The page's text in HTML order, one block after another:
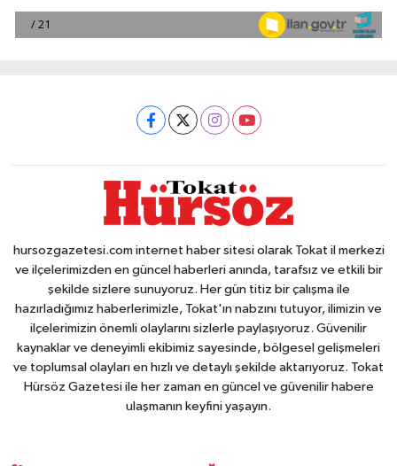
hursozgazetesi.com internet haber sitesi olarak Tokat il merkezi
ve ilçelerimizden en güncel haberleri anında, tarafsız ve etkili bir
şekilde sizlere sunuyoruz. Her gün titiz bir çalışma ile
hazırladığımız haberlerimizle, Tokat'ın nabzını tutuyor, ilimizin ve
ilçelerimizin önemli olaylarını sizlerle paylaşıyoruz. Güvenilir
kaynaklar ve deneyimli ekibimiz sayesinde, bölgesel gelişmeleri
ve toplumsal olayları en hızlı ve detaylı şekilde aktarıyoruz. Tokat
Hürsöz Gazetesi ile her zaman en güncel ve güvenilir habere
ulaşmanın keyfini yaşayın.